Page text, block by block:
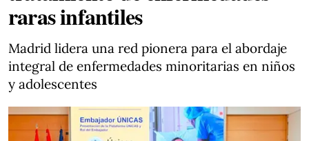
raras infantiles
Madrid lidera una red pionera para el abordaje
integral de enfermedades minoritarias en niños
y adolescentes